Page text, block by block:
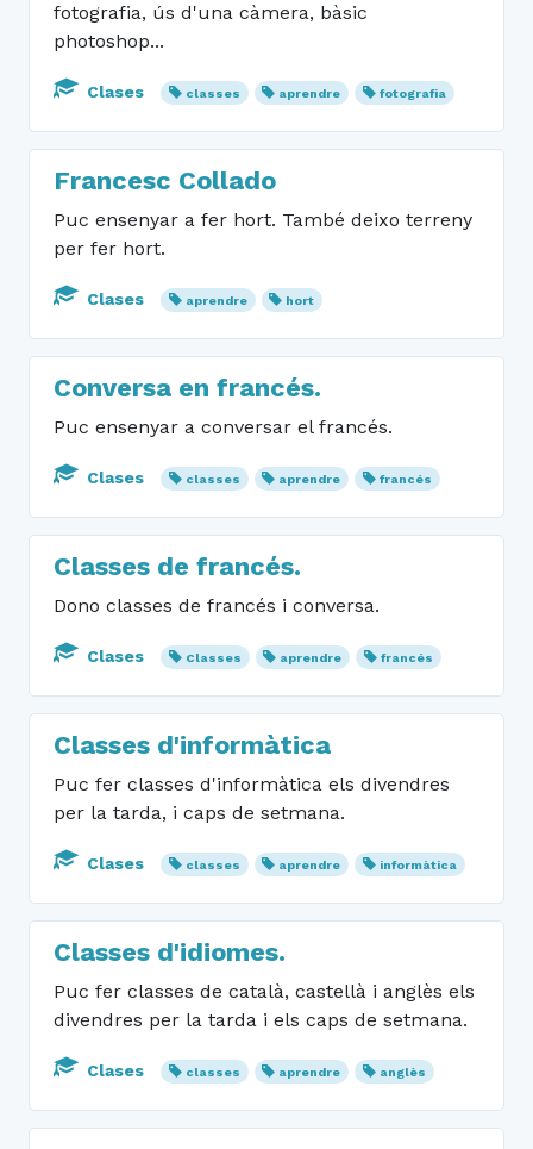
fotografia, ús d'una càmera, bàsic
photoshop...
Clases classes aprendre fotografia
Francesc Collado
Puc ensenyar a fer hort. També deixo terreny
per fer hort.
Clases aprendre hort
Conversa en francés.
Puc ensenyar a conversar el francés.
Clases classes aprendre francés
Classes de francés.
Dono classes de francés i conversa.
Clases Classes aprendre francés
Classes d'informàtica
Puc fer classes d'informàtica els divendres
per la tarda, i caps de setmana.
Clases classes aprendre informàtica
Classes d'idiomes.
Puc fer classes de català, castellà i anglès els
divendres per la tarda i els caps de setmana.
Clases classes aprendre anglès